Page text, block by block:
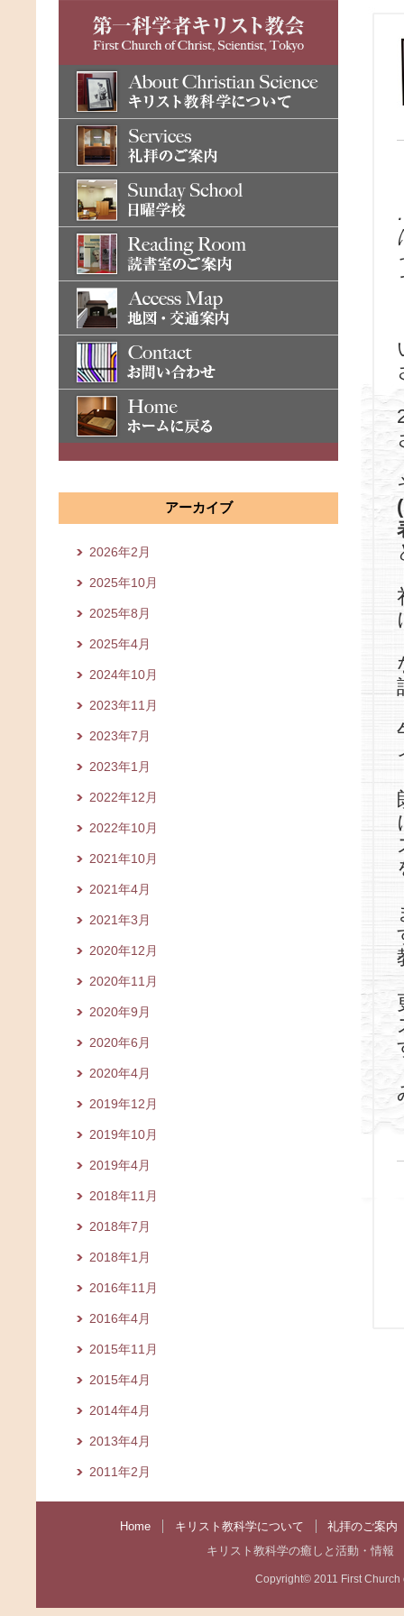
アーカイブ
2026年2月
2025年10月
2025年8月
2025年4月
2024年10月
2023年11月
2023年7月
2023年1月
2022年12月
2022年10月
2021年10月
2021年4月
2021年3月
2020年12月
2020年11月
2020年9月
2020年6月
2020年4月
2019年12月
2019年10月
2019年4月
2018年11月
2018年7月
2018年1月
2016年11月
2016年4月
2015年11月
2015年4月
2014年4月
2013年4月
2011年2月
Home キリスト教科学について
礼拝のご案内
キリスト教科学の癒しと活動・情報
Copyright© 2011 First Church